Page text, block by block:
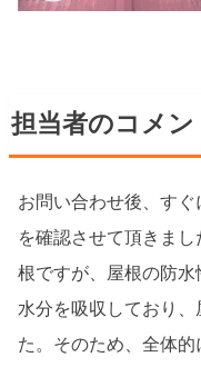
担当者のコメン
お問い合わせ後、す
を確認させて頂きま
根ですが、屋根の防
水分を吸収しており
た。そのため、全体